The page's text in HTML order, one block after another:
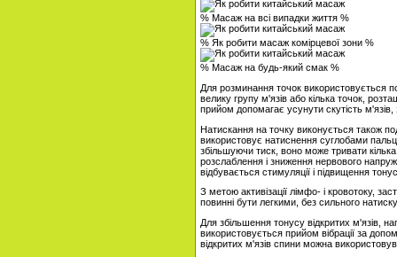
% Масаж на всі випадки життя %
% Як робити масаж комірцевої зони %
% Масаж на будь-який смак %
Для розминання точок використовується
велику групу м'язів або кілька точок,
прийом допомагає усунути скутість м'язів,
Натискання на точку виконується також
використовує натиснення суглобами
збільшуючи тиск, воно може тривати
розслаблення і зниження нервового
відбувається стимуляції і підвищення
З метою активізації лімфо- і кровотоку,
повинні бути легкими, без сильного
Для збільшення тонусу відкритих м'язів,
використовується прийом вібрації за
відкритих м'язів спини можна